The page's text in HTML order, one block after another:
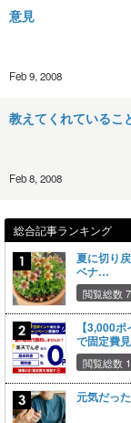
意見
Feb 9, 2008
教えてくれているこ
Feb 8, 2008
総合記事ランキング
夏に切り
ベナ…
閲覧総数
【3,000
で固定費
閲覧総数
元気だっ